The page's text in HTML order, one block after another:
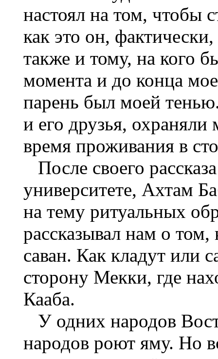
настоял на том, чтобы
как это он,
также и тому, на кого
момента и до конца
парень был моей
и его друзья,
время проживания в
После своего
университете, Ахтам
на тему ритуальных
рассказывал нам о
саван. Как кладут или
сторону Мекки, где
Кааба.
У одних народов
народов роют яму. Но